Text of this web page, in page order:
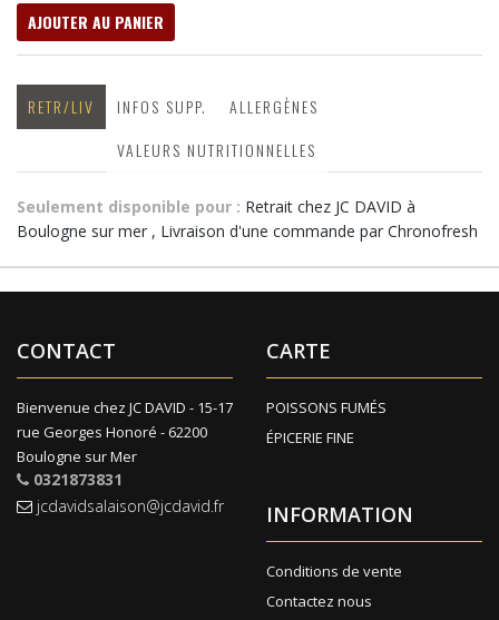
AJOUTER AU PANIER
RETR/LIV INFOS SUPP.
ALLERGÈNES
VALEURS NUTRITIONNELLES
Seulement disponible pour : Retrait chez JC DAVID à
Boulogne sur mer , Livraison d'une commande par Chronofresh
CONTACT
Bienvenue chez JC DAVID - 15-17
rue Georges Honoré - 62200
Boulogne sur Mer
0321873831
jcdavidsalaison@jcdavid.fr
CARTE
POISSONS FUMÉS
ÉPICERIE FINE
INFORMATION
Conditions de vente
Contactez nous